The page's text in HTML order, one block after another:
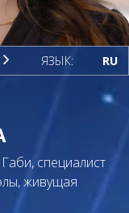
ЯЗЫК: RU
специалист
живущая